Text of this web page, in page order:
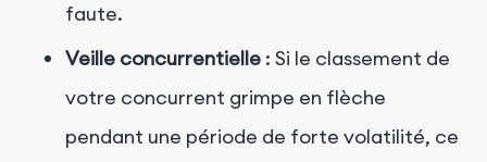
faute.
Veille concurrentielle : Si le classement de
votre concurrent grimpe en flèche
pendant une période de forte volatilité, ce